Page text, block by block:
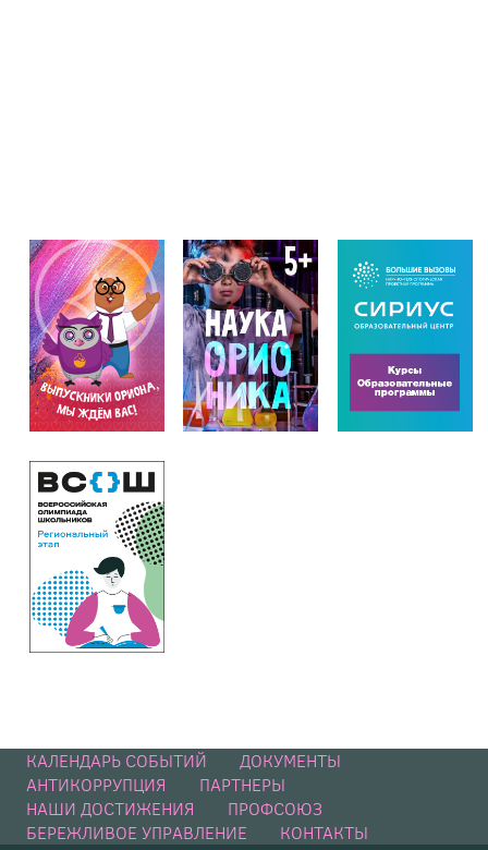
КАЛЕНДАРЬ СОБЫТИЙ
ДОКУМЕНТЫ
АНТИКОРРУПЦИЯ
ПАРТНЕРЫ
НАШИ ДОСТИЖЕНИЯ
ПРОФСОЮЗ
БЕРЕЖЛИВОЕ УПРАВЛЕНИЕ
КОНТАКТЫ